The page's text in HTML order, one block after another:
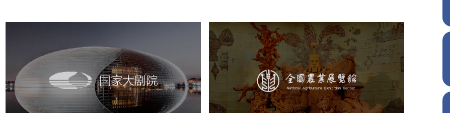
国家大剧院
文化艺术 剧院 智慧展馆 展馆网站建设
农业展览馆
文化艺术 展馆网站建设
博物馆展厅设计
数字博物馆建设
展厅空间设计
企业展厅设计